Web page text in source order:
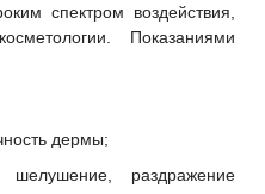
спектром воздействия,
Показаниями
дермы;
шелушение, раздражение